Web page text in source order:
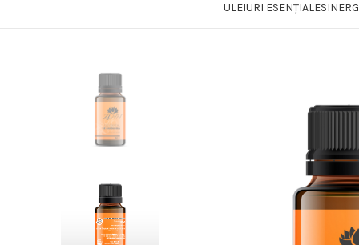
ULEIURI ESENȚIALE